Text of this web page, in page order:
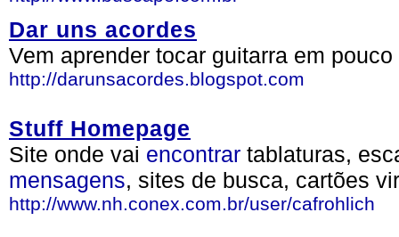
Dar uns acordes
Vem aprender tocar guitarra em
http://darunsacordes.blogspot.com
Stuff Homepage
Site onde vai encontrar tablaturas,
mensagens, sites de busca, cartões
http://www.nh.conex.com.br/user/cafrohlich